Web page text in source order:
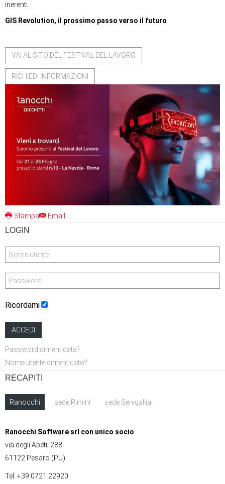
inerenti.
GIS Revolution, il prossimo passo verso il futuro
VAI AL SITO DEL FESTIVAL DEL LAVORO
RICHIEDI INFORMAZIONI
Stampa Email
LOGIN
Ricordami
ACCEDI
Password dimenticata?
Nome utente dimenticato?
RECAPITI
Ranocchi sede Rimini sede Senigallia
Ranocchi Software srl con unico socio
via degli Abeti, 288
61122 Pesaro (PU)
Tel. +39 0721 22920